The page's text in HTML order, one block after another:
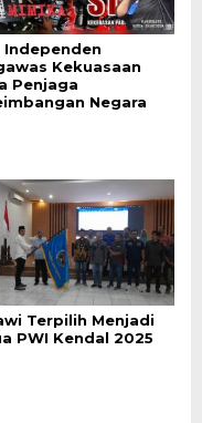
Independen
Kekuasaan
Penjaga
Negara
Terpilih Menjadi
PWI Kendal 2025